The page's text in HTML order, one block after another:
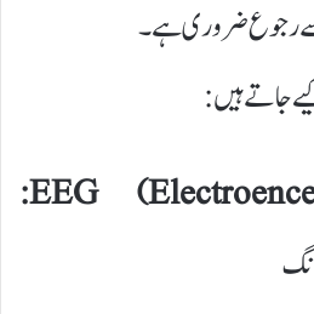
رجوع ضروری ہے۔
جاتے ہیں:
EEG